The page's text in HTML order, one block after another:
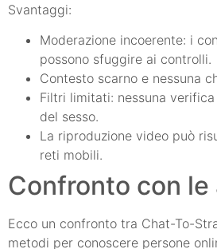
Svantaggi:
Moderazione incoerente: i
possono sfuggire ai controlli.
Contesto scarno e nessuna
Filtri limitati: nessuna
del sesso.
La riproduzione video può
reti mobili.
Confronto con
Ecco un confronto tra Chat-To-
metodi per conoscere persone